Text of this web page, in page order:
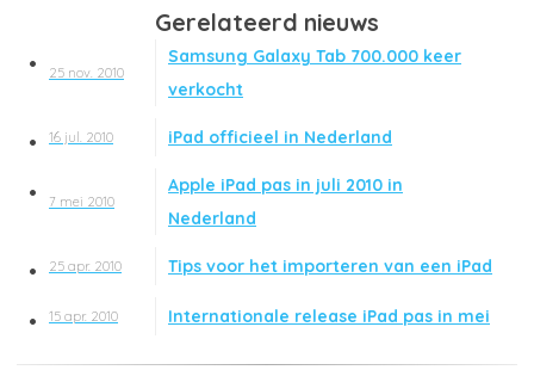
Gerelateerd nieuws
25 nov. 2010
Samsung Galaxy Tab 700.000 keer
verkocht
16 jul. 2010 iPad officieel in Nederland
7 mei 2010
Apple iPad pas in juli 2010 in
Nederland
25 apr. 2010 Tips voor het importeren van een iPad
15 apr. 2010 Internationale release iPad pas in mei